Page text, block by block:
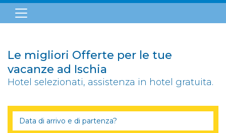
Le migliori Offerte per le tue
vacanze ad Ischia
Hotel selezionati, assistenza in hotel gratuita.